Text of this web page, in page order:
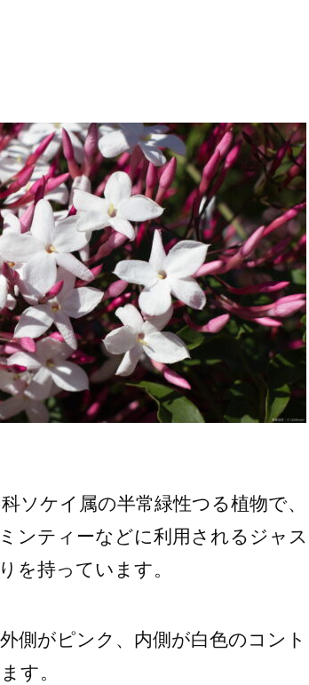
ソケイ属の半常緑性つる植物で、
ンティーなどに利用されるジャス
を持っています。
側がピンク、内側が白色のコント
す。